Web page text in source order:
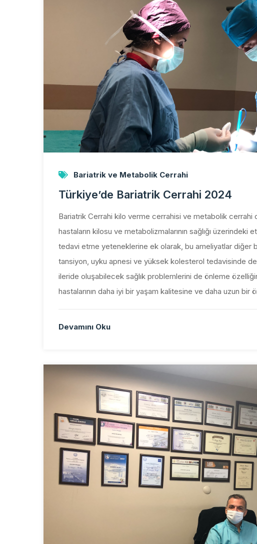
Bariatrik ve Metabolik Cerrahi
Türkiye’de Bariatrik Cerrahi 2024
Bariatrik Cerrahi kilo verme cerrahisi ve metabolik cerrahi
hastaların kilosu ve metabolizmalarının sağlığı üzerindeki
tedavi etme yeteneklerine ek olarak, bu ameliyatlar diğer
tansiyon, uyku apnesi ve yüksek kolesterol tedavisinde
ileride oluşabilecek sağlık problemlerini de önleme
hastalarının daha iyi bir yaşam kalitesine ve daha uzun bir
Devamını Oku